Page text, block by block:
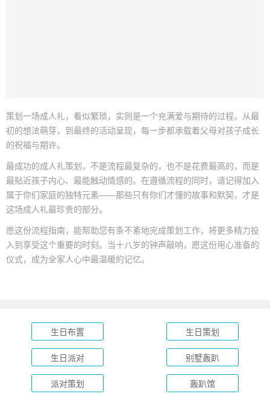
策划一场成人礼，看似繁琐，实则是一个充满爱与期待的过程。从最
初的想法萌芽，到最终的活动呈现，每一步都承载着父母对孩子成长
的祝福与期许。
最成功的成人礼策划，不是流程最复杂的，也不是花费最高的，而是
最贴近孩子内心、最能触动情感的。在遵循流程的同时，请记得加入
属于你们家庭的独特元素——那些只有你们才懂的故事和默契，才是
这场成人礼最珍贵的部分。
愿这份流程指南，能帮助您有条不紊地完成策划工作，将更多精力投
入到享受这个重要的时刻。当十八岁的钟声敲响，愿这份用心准备的
仪式，成为全家人心中最温暖的记忆。
生日布置 生日策划
生日派对 别墅轰趴
派对策划 轰趴馆